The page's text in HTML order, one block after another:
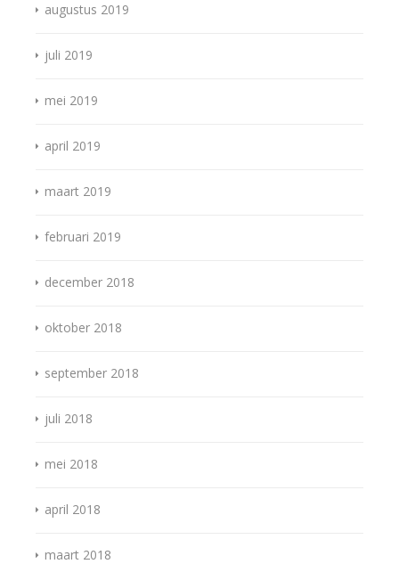
augustus 2019
juli 2019
mei 2019
april 2019
maart 2019
februari 2019
december 2018
oktober 2018
september 2018
juli 2018
mei 2018
april 2018
maart 2018